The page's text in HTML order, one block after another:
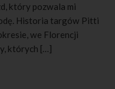
który pozwala mi
Historia targów Pitti
we Florencji
których […]